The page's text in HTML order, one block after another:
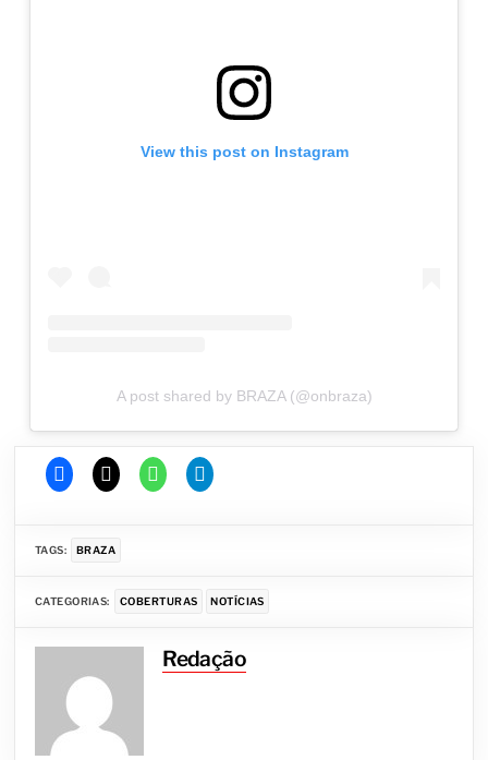
View this post on Instagram
A post shared by BRAZA (@onbraza)
TAGS: BRAZA
CATEGORIAS: COBERTURAS NOTÍCIAS
Redação